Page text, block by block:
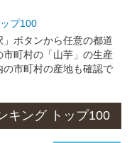
プ100
ボタンから任意の都道
町村の「山芋」の生産
市町村の産地も確認で
キング トップ100